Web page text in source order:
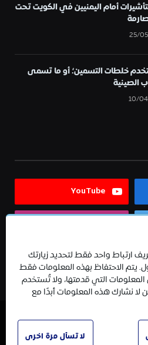
أمام اليمنيين في الكويت تحت
25/
خلطات التسمين؛ أو ما تسمى
الصينية
10/
YouTube
ارتباط واحد فقط لتحديد زيارتك
يتم الاحتفاظ بهذه المعلومات فقط
التي قدمتها، ولا تُستخدم
لا نشارك هذه المعلومات أبدًا مع
لا تسأل مرة اخرى